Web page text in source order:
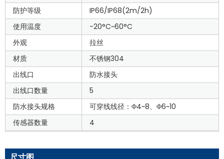
防护等级
IP66/IP68(2m/2h)
使用温度
-20°C~60°C
外观
拉丝
材质
不锈钢304
出线口
防水接头
出线口数量
5
防水接头规格
可穿线线径：Φ4~8、Φ6~10
传感器数量
4